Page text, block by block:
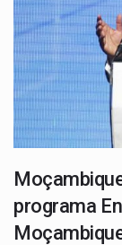
programa